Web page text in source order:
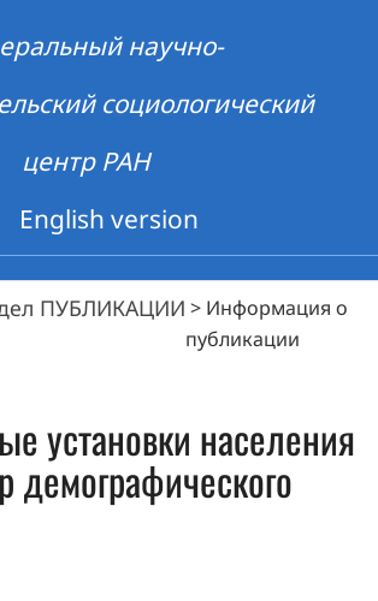
научно-
социологический
центр РАН
English version
ПУБЛИКАЦИИ > Информация о
публикации
установки населения
демографического